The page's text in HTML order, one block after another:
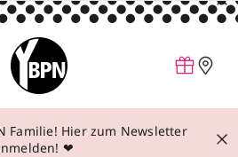
Familie! Hier zum Newsletter
❤